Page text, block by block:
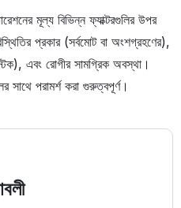
মূল্য বিভিন্ন ফ্যাক্টরগুলির উপর
প্রকার (সর্বমোট বা অংশগ্রহণের),
এবং রোগীর সামগ্রিক অবস্থা।
সাথে পরামর্শ করা গুরুত্বপূর্ণ।